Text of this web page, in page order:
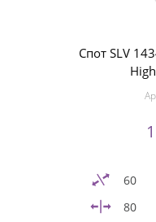
Спот SLV
60
80